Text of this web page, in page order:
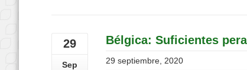
29
Sep
Bélgica: Suficientes
29 septiembre, 2020